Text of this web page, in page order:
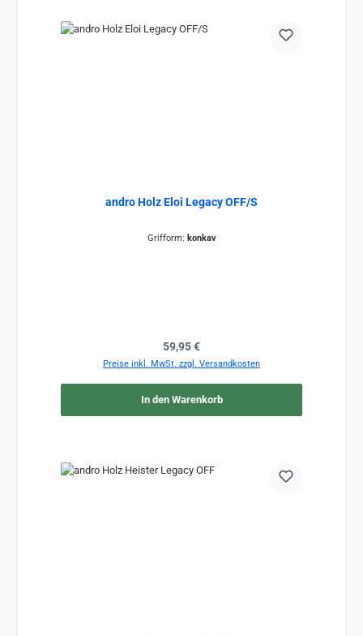
andro Holz Eloi Legacy OFF/S
Grifform: konkav
Regulärer Preis:
59,95 €
Preise inkl. MwSt. zzgl. Versandkosten
In den Warenkorb